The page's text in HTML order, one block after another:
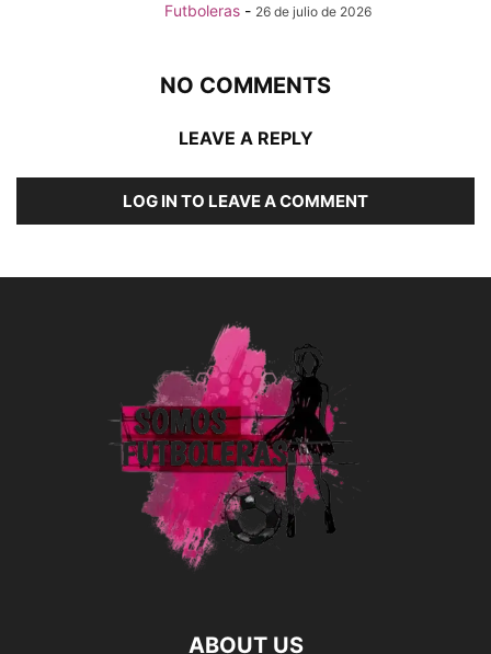
Futboleras - 26 de julio de 2026
NO COMMENTS
LEAVE A REPLY
LOG IN TO LEAVE A COMMENT
ABOUT US